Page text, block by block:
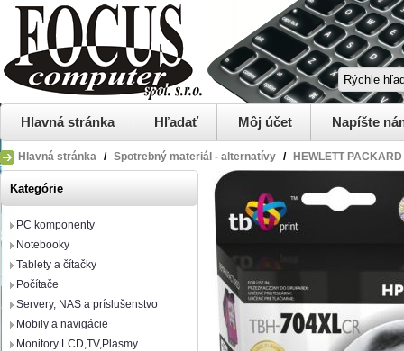
Hlavná stránka Hľadať Môj účet Napíšte
Hlavná stránka / Spotrebný materiál - alternatívy / HEWLETT PACKARD
Kategórie
PC komponenty
Notebooky
Tablety a čítačky
Počítače
Servery, NAS a príslušenstvo
Mobily a navigácie
Monitory LCD,TV,Plasmy